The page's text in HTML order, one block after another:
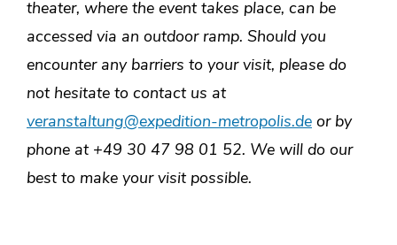
theater, where the event takes place, can be
accessed via an outdoor ramp. Should you
encounter any barriers to your visit, please do
not hesitate to contact us at
veranstaltung@expedition-metropolis.de or by
phone at +49 30 47 98 01 52. We will do our
best to make your visit possible.